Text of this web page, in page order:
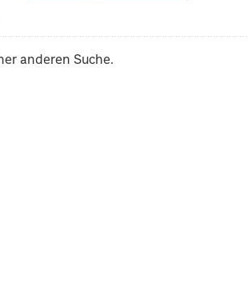
anderen Suche.